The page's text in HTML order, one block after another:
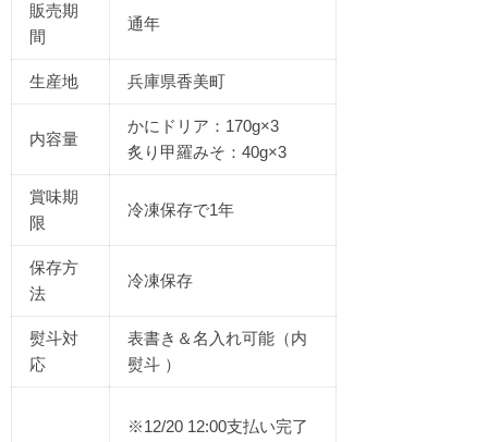
販売期
間
通年
生産地 兵庫県香美町
内容量
かにドリア：170g×3
炙り甲羅みそ：40g×3
賞味期
限
冷凍保存で1年
保存方
法
冷凍保存
熨斗対
応
表書き＆名入れ可能（内
熨斗 ）
※12/20 12:00支払い完了